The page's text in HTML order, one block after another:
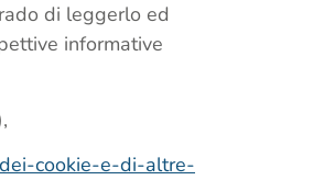
di leggerlo ed
informative
cookie-e-di-altre-